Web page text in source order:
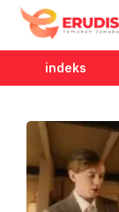
Erudisi
Temukan
indeks